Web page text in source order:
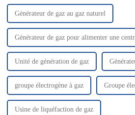
Générateur de gaz au gaz naturel
Générateur de gaz pour alimenter une
Unité de génération de gaz
groupe électrogène à gaz Groupe
Usine de liquéfaction de gaz